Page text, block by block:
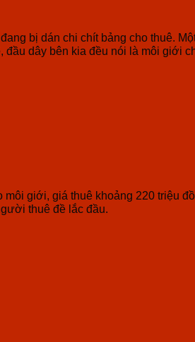
bị dán chi chít bảng cho thuê.
dây bên kia đều nói là môi giới
giới, giá thuê khoảng 220 triệu
thuê đề lắc đầu.